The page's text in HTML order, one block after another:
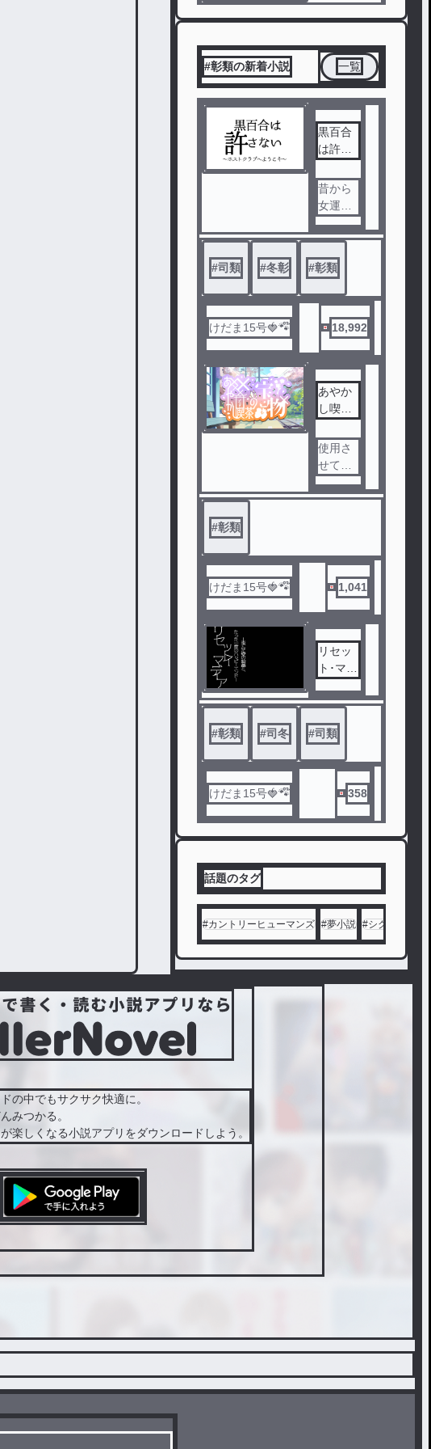
#彰類の新着小説 一覧
黒百合
は許さ
ホスト
クラブ
へよう
こそ〜
昔から
女運が
なく、
騙され
続けて
も何も
出来な
い自分
に腹が
立って
ある時
歌舞伎
路でホ
ストを
名乗る
男に出
を取り
返さな
いか』
と言わ
れ…？
ただ神
代にホ
可能性
を感じ
ただけ
なんで
す…
ただそ
れだけ
つきの
んです
…
に聞い
てくだ
#司類 #冬彰 #彰類
けだま15号🍓🐾໊ 18,992
あやか
し喫茶
使用さ
せてい
ただい
たアイ
造機
･あの子
がこっ
･(し)ょ
うじょ
ー
メーカ
･ケモ魔
女メー
･ももい
ろね式
カー
※敬称
略
#彰類
けだま15号🍓🐾໊ 1,041
リセッ
ト･マイ
ー歪ん
結晶と
た一度
のハッ
ピーエ
ンドー
#彰類 #司冬 #司類
けだま15号🍓🐾໊ 358
話題のタグ
#カントリーヒューマンズ #夢小説 #シクフォニ
の中でもサクサク快適に。
みつかる。
楽しくなる小説アプリをダウンロードしよう。